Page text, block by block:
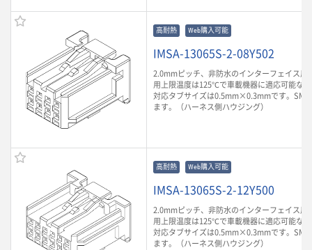
高耐熱 Web購入可能
IMSA-13065S-2-08Y502
2.0mmピッチ、非防水のインターフェイス用
用上限温度は125℃で車載機器に適応可能な
対応タブサイズは0.5mm×0.3mmです。SMT
ます。（ハーネス側ハウジング）
高耐熱 Web購入可能
IMSA-13065S-2-12Y500
2.0mmピッチ、非防水のインターフェイス用
用上限温度は125℃で車載機器に適応可能な
対応タブサイズは0.5mm×0.3mmです。SMT
ます。（ハーネス側ハウジング）